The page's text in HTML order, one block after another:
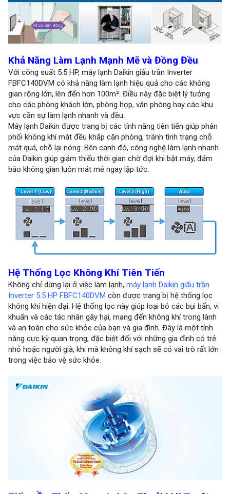
Khả Năng Làm Lạnh Mạnh Mẽ và Đồng Đều
Với công suất 5.5 HP, máy lạnh Daikin giấu trần Inverter
FBFC140DVM có khả năng làm lạnh hiệu quả cho các không
gian rộng lớn, lên đến hơn 100m². Điều này đặc biệt lý tưởng
cho các phòng khách lớn, phòng họp, văn phòng hay các khu
vực cần sự làm lạnh nhanh và đều.
Máy lạnh Daikin được trang bị các tính năng tiên tiến giúp phân
phối không khí mát đều khắp căn phòng, tránh tình trạng chỗ
mát quá, chỗ lại nóng. Bên cạnh đó, công nghệ làm lạnh nhanh
của Daikin giúp giảm thiểu thời gian chờ đợi khi bật máy, đảm
bảo không gian luôn mát mẻ ngay lập tức.
Hệ Thống Lọc Không Khí Tiên Tiến
Không chỉ dừng lại ở việc làm lạnh, máy lạnh Daikin giấu trần
Inverter 5.5 HP FBFC140DVM còn được trang bị hệ thống lọc
không khí hiện đại. Hệ thống lọc này giúp loại bỏ các bụi bẩn, vi
khuẩn và các tác nhân gây hại, mang đến không khí trong lành
và an toàn cho sức khỏe của bạn và gia đình. Đây là một tính
năng cực kỳ quan trọng, đặc biệt đối với những gia đình có trẻ
nhỏ hoặc người già, khi mà không khí sạch sẽ có vai trò rất lớn
trong việc bảo vệ sức khỏe.